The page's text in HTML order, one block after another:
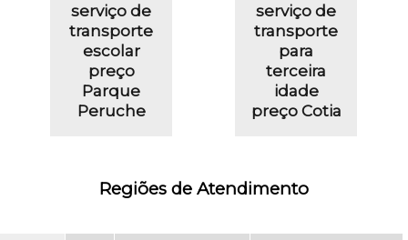
serviço de
transporte
escolar
preço
Parque
Peruche
serviço de
transporte
para
terceira
idade
preço Cotia
Regiões de Atendimento